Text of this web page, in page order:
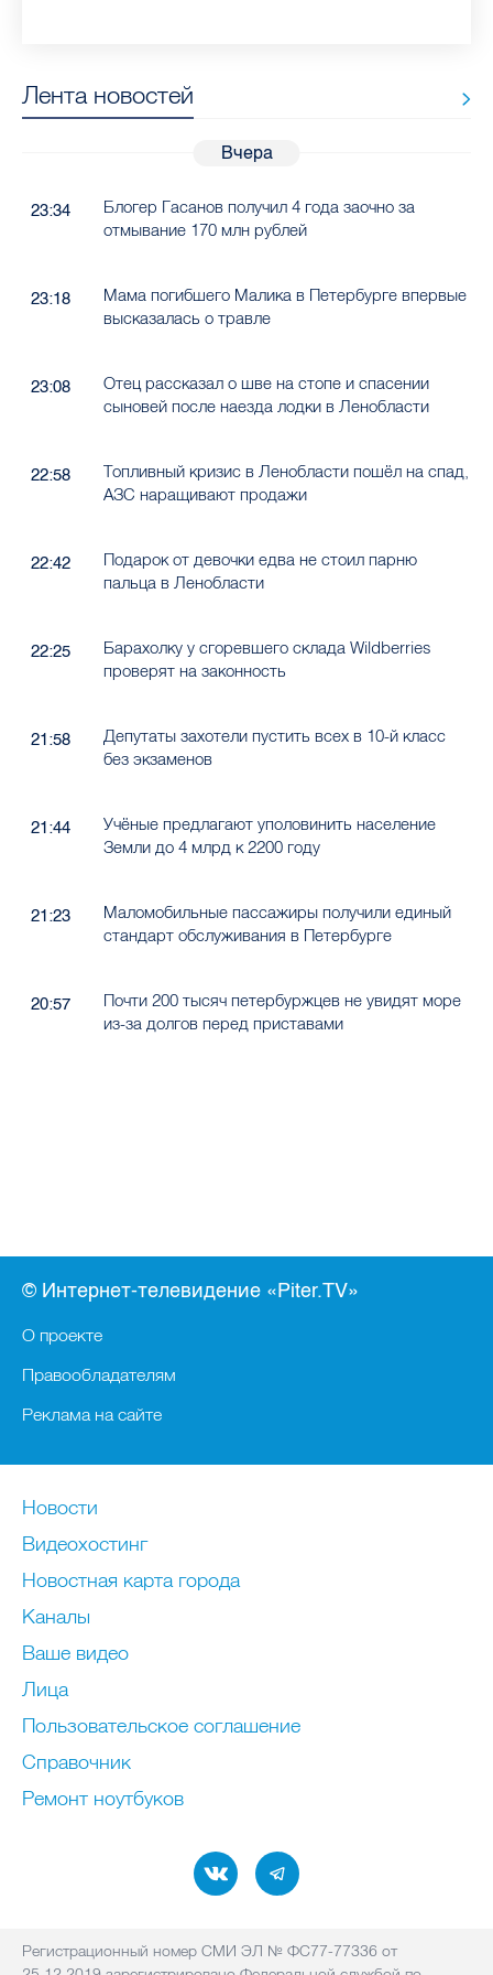
Лента новостей
Вчера
23:34
Блогер Гасанов получил 4 года заочно за
отмывание 170 млн рублей
23:18
Мама погибшего Малика в Петербурге впервые
высказалась о травле
23:08
Отец рассказал о шве на стопе и спасении
сыновей после наезда лодки в Ленобласти
22:58
Топливный кризис в Ленобласти пошёл на спад,
АЗС наращивают продажи
22:42
Подарок от девочки едва не стоил парню
пальца в Ленобласти
22:25
Барахолку у сгоревшего склада Wildberries
проверят на законность
21:58
Депутаты захотели пустить всех в 10-й класс
без экзаменов
21:44
Учёные предлагают уполовинить население
Земли до 4 млрд к 2200 году
21:23
Маломобильные пассажиры получили единый
стандарт обслуживания в Петербурге
20:57
Почти 200 тысяч петербуржцев не увидят море
из-за долгов перед приставами
© Интернет-телевидение «Piter.TV»
О проекте
Правообладателям
Реклама на сайте
Новости
Видеохостинг
Новостная карта города
Каналы
Ваше видео
Лица
Пользовательское соглашение
Справочник
Ремонт нoутбуков
Регистрационный номер СМИ ЭЛ № ФС77-77336 от